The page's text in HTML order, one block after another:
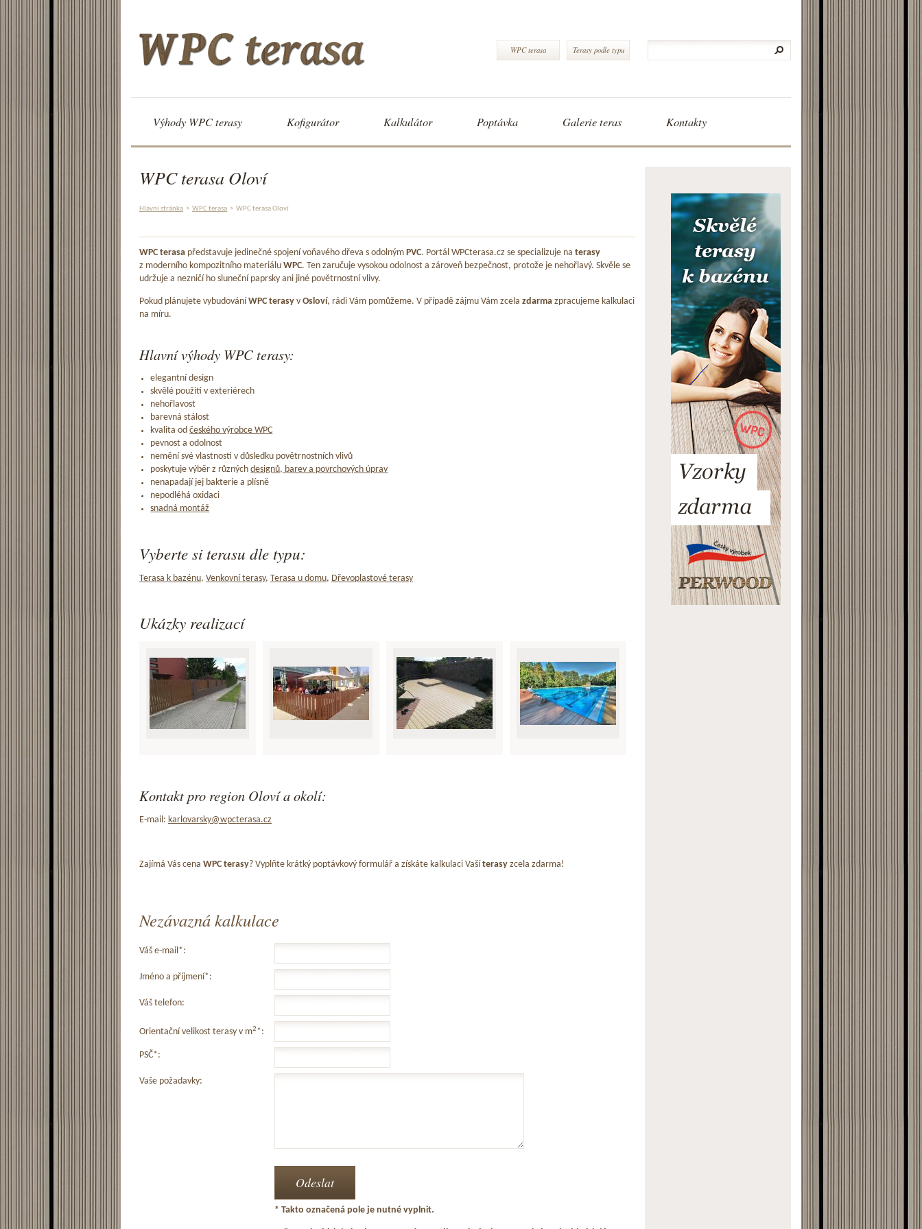
WPC terasa Terasy podle typu
Výhody WPC terasy Kofigurátor Kalkulátor Poptávka Galerie teras Kontakty
WPC terasa Oloví
Hlavní stránka > WPC terasa > WPC terasa Oloví
WPC terasa představuje jedinečné spojení voňavého dřeva s odolným PVC. Portál WPCterasa.cz se specializuje na terasy
z moderního kompozitního materiálu WPC. Ten zaručuje vysokou odolnost a zároveň bezpečnost, protože je nehořlavý. Skvěle se
udržuje a nezničí ho sluneční paprsky ani jiné povětrnostní vlivy.
Pokud plánujete vybudování WPC terasy v Osloví, rádi Vám pomůžeme. V případě zájmu Vám zcela zdarma zpracujeme kalkulaci
na míru.
Hlavní výhody WPC terasy:
elegantní design
skvělé použití v exteriérech
nehořlavost
barevná stálost
kvalita odčeského výrobce WPC
pevnost a odolnost
nemění své vlastnosti v důsledku povětrnostních vlivů
poskytuje výběr z různýchdesignů, barev a povrchových úprav
nenapadají jej bakterie a plísně
nepodléhá oxidaci
snadná montáž
Vyberte si terasu dle typu:
Terasa k bazénu, Venkovní terasy, Terasa u domu, Dřevoplastové terasy
Ukázky realizací
Kontakt pro region Oloví a okolí:
E-mail: karlovarsky@wpcterasa.cz
Zajímá Vás cena WPC terasy? Vyplňte krátký poptávkový formulář a získáte kalkulaci Vaší terasy zcela zdarma!
Nezávazná kalkulace
Váš e-mail*:
Jméno a příjmení*:
Váš telefon:
Orientační velikost terasy v m2*:
PSČ*:
Vaše požadavky:
* Takto označená pole je nutné vyplnit.